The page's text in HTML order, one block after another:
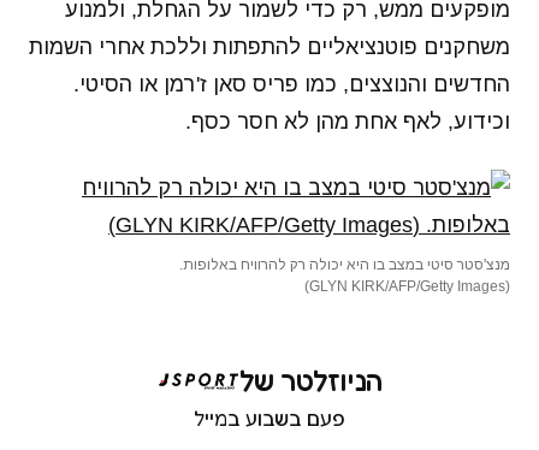
מופקעים ממש, רק כדי לשמור על הגחלת, ולמנוע
משחקנים פוטנציאליים להתפתות וללכת אחרי השמות
החדשים והנוצצים, כמו פריס סאן ז'רמן או הסיטי.
וכידוע, לאף אחת מהן לא חסר כסף.
מנצ'סטר סיטי במצב בו היא יכולה רק להרוויח באלופות.
(GLYN KIRK/AFP/Getty Images)
הניוזלטר של
פעם בשבוע במייל